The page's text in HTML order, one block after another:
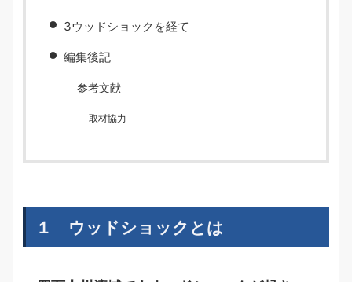
3ウッドショックを経て
編集後記
参考文献
取材協力
１ ウッドショックとは